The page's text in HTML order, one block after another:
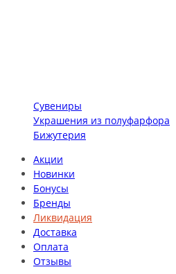
Сувениры
Украшения из полуфарфора
Бижутерия
Акции
Новинки
Бонусы
Бренды
Ликвидация
Доставка
Оплата
Отзывы